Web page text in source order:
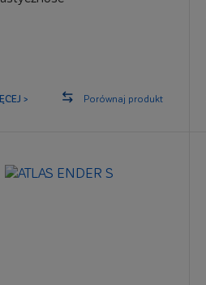
> Porównaj produkt